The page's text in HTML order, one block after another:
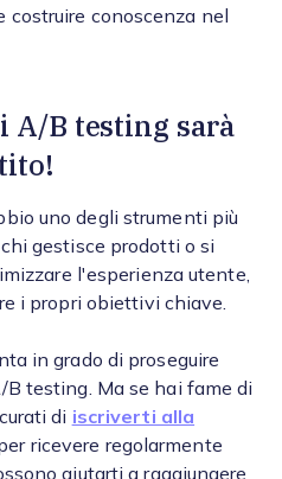
conoscenza nel
A/B testing sarà
uno degli strumenti più
gestisce prodotti o si
l'esperienza utente,
i propri obiettivi chiave.
in grado di proseguire
testing. Ma se hai fame di
di iscriverti alla
ricevere regolarmente
aiutarti a raggiungere